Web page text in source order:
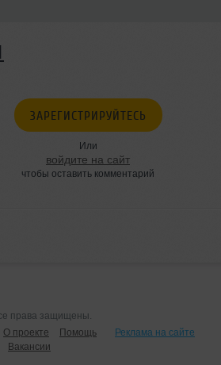
ЗАРЕГИСТРИРУЙТЕСЬ
Или
войдите на сайт
чтобы оставить комментарий
права защищены.
О проекте Помощь
Реклама на сайте
Вакансии